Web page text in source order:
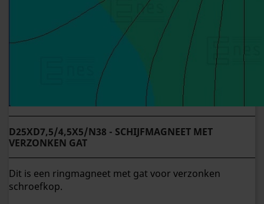
D25XD7,5/4,5X5/N38 - SCHIJFMAGNEET MET
VERZONKEN GAT
Dit is een ringmagneet met gat voor verzonken
schroefkop.